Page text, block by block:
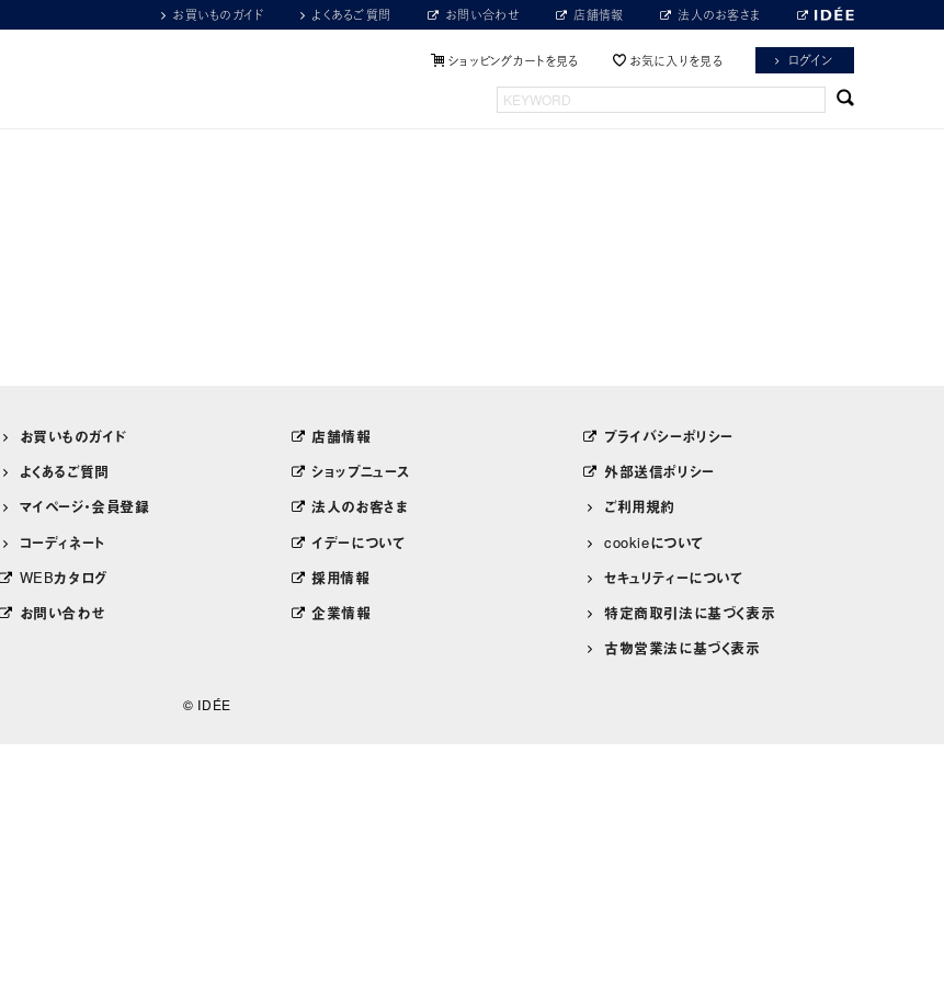
お買いものガイド よくあるご質問 お問い合わせ 店舗情報 法人のお客さま
ショッピングカートを見る お気に入りを見る ログイン
お買いものガイド
よくあるご質問
マイページ・会員登録
コーディネート
WEBカタログ
お問い合わせ
店舗情報
ショップニュース
法人のお客さま
イデーについて
採用情報
企業情報
プライバシーポリシー
外部送信ポリシー
ご利用規約
cookieについて
セキュリティーについて
特定商取引法に基づく表示
古物営業法に基づく表示
© IDÉE